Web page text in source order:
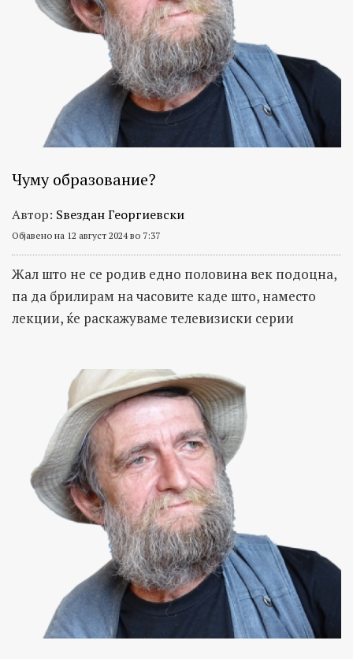
Чуму образование?
Автор: Ѕвездан Георгиевски
Објавено на 12 август 2024 во 7:37
Жал што не се родив едно половина век подоцна,
па да брилирам на часовите каде што, наместо
лекции, ќе раскажуваме телевизиски серии